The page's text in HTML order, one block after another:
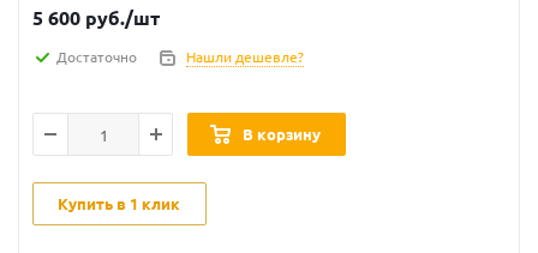
5 600 руб./шт
Достаточно Нашли дешевле?
В корзину
Купить в 1 клик